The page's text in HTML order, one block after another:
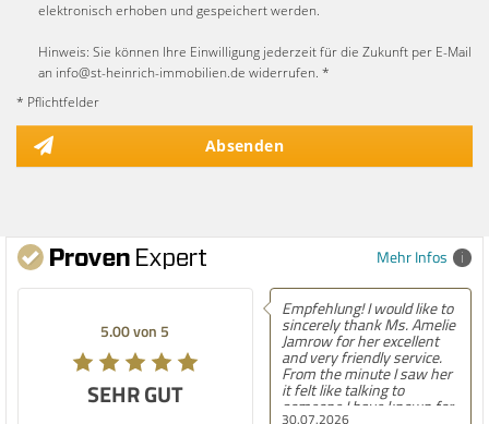
elektronisch erhoben und gespeichert werden.
Hinweis: Sie können Ihre Einwilligung jederzeit für die Zukunft per E-Mail
an info@st-heinrich-immobilien.de widerrufen. *
* Pflichtfelder
Absenden
Mehr Infos
SEHR GUT
Empfehlung! I would like to
sincerely thank Ms. Amelie
Jamrow for her excellent
and very friendly service.
From the minute I saw her
it felt like talking to
someone I have known for
Empfehlung!
best experience
finding a home in
After moving here,
contacting
agencies, and
into our second